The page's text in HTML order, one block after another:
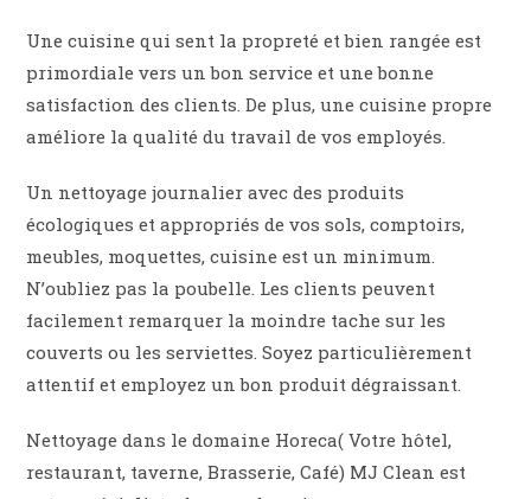
Une cuisine qui sent la propreté et bien rangée est
primordiale vers un bon service et une bonne
satisfaction des clients. De plus, une cuisine propre
améliore la qualité du travail de vos employés.
Un nettoyage journalier avec des produits
écologiques et appropriés de vos sols, comptoirs,
meubles, moquettes, cuisine est un minimum.
N’oubliez pas la poubelle. Les clients peuvent
facilement remarquer la moindre tache sur les
couverts ou les serviettes. Soyez particulièrement
attentif et employez un bon produit dégraissant.
Nettoyage dans le domaine Horeca( Votre hôtel,
restaurant, taverne, Brasserie, Café) MJ Clean est